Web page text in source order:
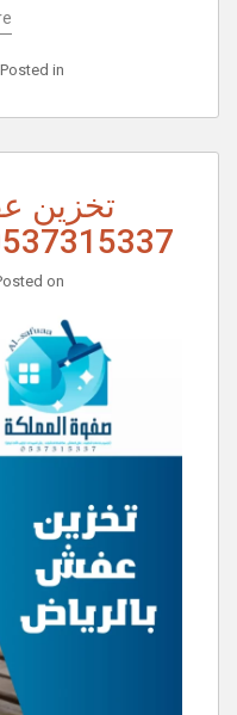
Posted in
تخزين
0537315337 خصم حتى
on